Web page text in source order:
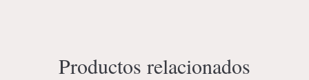
Productos relacionados